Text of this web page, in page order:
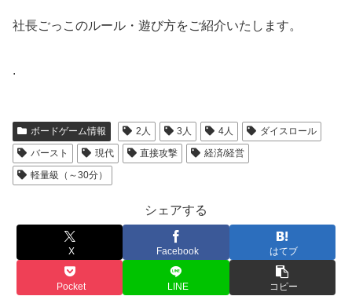
社長ごっこのルール・遊び方をご紹介いたします。
.
ボードゲーム情報 2人 3人 4人
ダイスロール
バースト
現代 直接攻撃
経済/経営
軽量級（～30分）
シェアする
X Facebook はてブ
Pocket LINE コピー